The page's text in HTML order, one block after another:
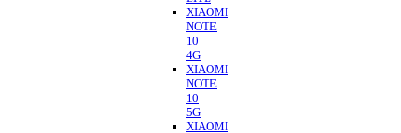
XIAOMI
NOTE
10
4G
XIAOMI
NOTE
10
5G
XIAOMI